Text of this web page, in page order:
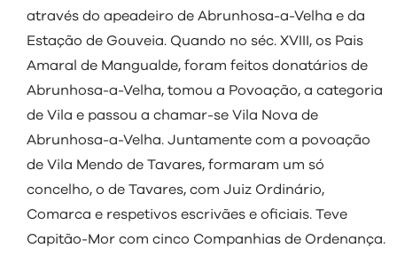
através do apeadeiro de Abrunhosa-a-Velha e da
Estação de Gouveia. Quando no séc. XVIII, os Pais
Amaral de Mangualde, foram feitos donatários de
Abrunhosa-a-Velha, tomou a Povoação, a categoria
de Vila e passou a chamar-se Vila Nova de
Abrunhosa-a-Velha. Juntamente com a povoação
de Vila Mendo de Tavares, formaram um só
concelho, o de Tavares, com Juiz Ordinário,
Comarca e respetivos escrivães e oficiais. Teve
Capitão-Mor com cinco Companhias de Ordenança.